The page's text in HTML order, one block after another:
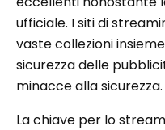
ufficiale. I siti di
vaste collezioni
sicurezza delle
minacce alla sicurezza.
La chiave per lo